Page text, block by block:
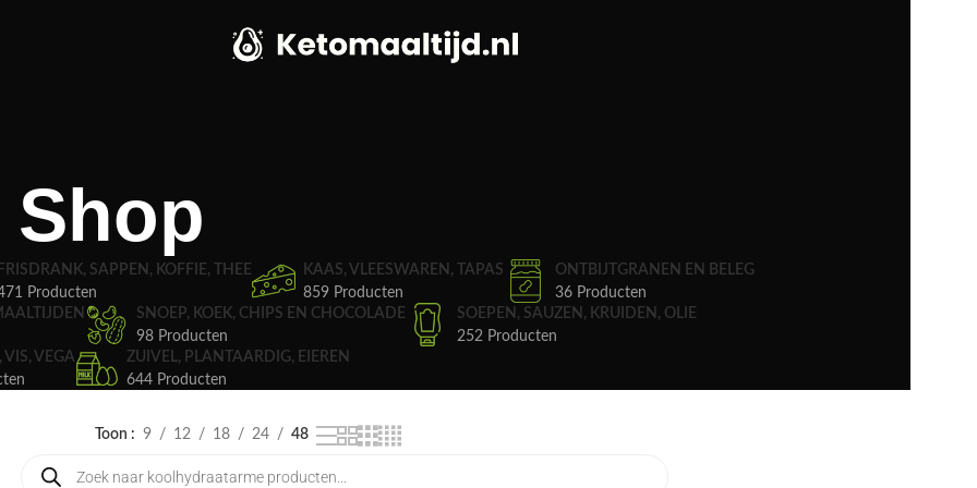
Shop
FRISDRANK, SAPPEN, KOFFIE, THEE
Producten
KAAS, VLEESWAREN, TAPAS
859 Producten
ONTBIJTGRANEN EN BELEG
36 Producten
SNOEP, KOEK, CHIPS EN CHOCOLADE
98 Producten
SOEPEN, SAUZEN, KRUIDEN, OLIE
252 Producten
VIS, VEGA
ZUIVEL, PLANTAARDIG, EIEREN
644 Producten
Toon 9 12 18 24 48